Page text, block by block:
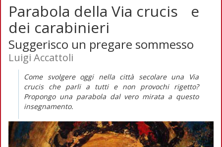
Parabola della Via crucis e
dei carabinieri
Suggerisco un pregare sommesso
Luigi Accattoli
Come svolgere oggi nella città secolare una
Via
crucische parli a tutti e non provochi rigetto?
Propongo una parabola dal vero mirata a questo
insegnamento.